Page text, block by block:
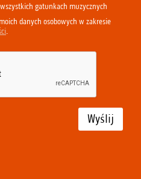
gatunkach muzycznych
danych osobowych w zakresie
.
Wyślij